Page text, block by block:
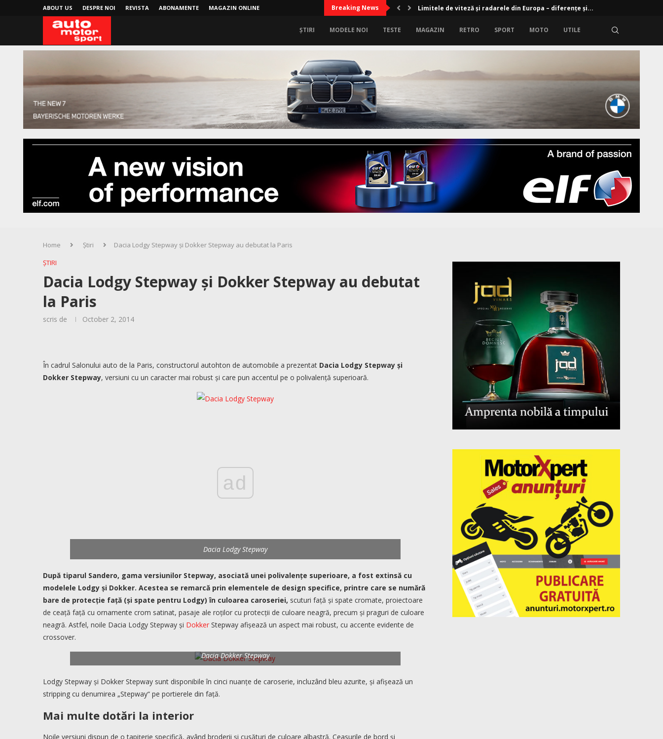
ABOUT US DESPRE NOI REVISTA ABONAMENTE MAGAZIN ONLINE Breaking News Limitele de viteză și radarele din Europa – diferențe și...
ȘTIRI MODELE NOI TESTE MAGAZIN RETRO SPORT MOTO UTILE
Home Știri
Dacia Lodgy Stepway și Dokker Stepway au debutat la Paris
ȘTIRI
Dacia Lodgy Stepway și Dokker Stepway au debutat
la Paris
scris de October 2, 2014
În cadrul Salonului auto de la Paris, constructorul autohton de automobile a prezentat Dacia Lodgy Stepway și
Dokker Stepway, versiuni cu un caracter mai robust și care pun accentul pe o polivalență superioară.
Dacia Lodgy Stepway
ad
După tiparul Sandero, gama versiunilor Stepway, asociată unei polivalențe superioare, a fost extinsă cu
modelele Lodgy și Dokker. Acestea se remarcă prin elementele de design specifice, printre care se numără
bare de protecție față (și spate pentru Lodgy) în culoarea caroseriei, scuturi față și spate cromate, proiectoare
de ceață față cu ornamente crom satinat, pasaje ale roților cu protecții de culoare neagră, precum și praguri de culoare
neagră. Astfel, noile Dacia Lodgy Stepway și Dokker Stepway afișează un aspect mai robust, cu accente evidente de
crossover.
Dacia Dokker Stepway
Lodgy Stepway și Dokker Stepway sunt disponibile în cinci nuanțe de caroserie, incluzând bleu azurite, și afișează un
stripping cu denumirea „Stepway“ pe portierele din față.
Mai multe dotări la interior
Noile versiuni dispun de o tapițerie specifică, având broderii și cusături de culoare albastră. Ceasurile de bord și